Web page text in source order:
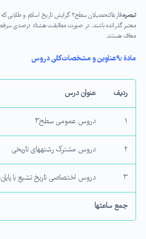
تبصره:
فارغ­التحصیلان سطح۲ گرایش تاریخ اسلام
معتبر گذرانده باشند، در صورت مطابقت هشتاد درصدی
معاف هستند.
مادة ۹٫ عناوین و مشخصات كلی دروس
ردیف عنوان درس
۱ دروس عمومی سطح۳
۲ دروس مشترک رشته­های تاریخی
۳ دروس اختصاصی تاریخ تشیع با
جمع ساعت­ها